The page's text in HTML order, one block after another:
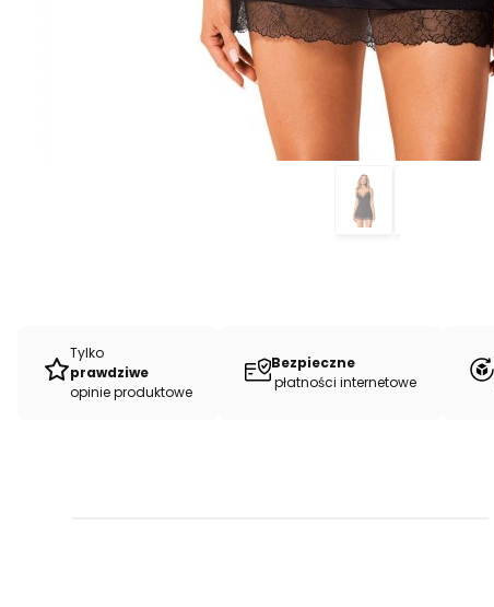
Tylko
prawdziwe
opinie produktowe
Bezpieczne
płatności internetowe